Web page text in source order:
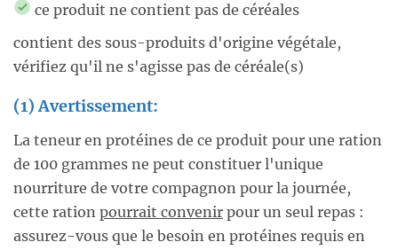
ce produit ne contient pas de céréales
contient des sous-produits d'origine végétale,
vérifiez qu'il ne s'agisse pas de céréale(s)
(1) Avertissement:
La teneur en protéines de ce produit pour une ration
de 100 grammes ne peut constituer l'unique
nourriture de votre compagnon pour la journée,
cette ration pourrait convenir pour un seul repas :
assurez-vous que le besoin en protéines requis en